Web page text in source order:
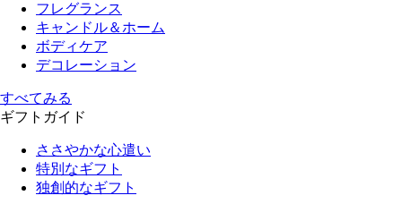
フレグランス
キャンドル＆ホーム
ボディケア
デコレーション
すべてみる
ギフトガイド
ささやかな心遣い
特別なギフト
独創的なギフト